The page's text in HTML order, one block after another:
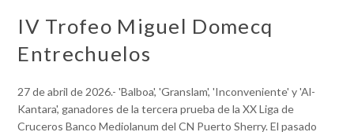
IV Trofeo Miguel Domecq
Entrechuelos
27 de abril de 2026.- 'Balboa', 'Granslam', 'Inconveniente' y 'Al-
Kantara', ganadores de la tercera prueba de la XX Liga de
Cruceros Banco Mediolanum del CN Puerto Sherry. El pasado